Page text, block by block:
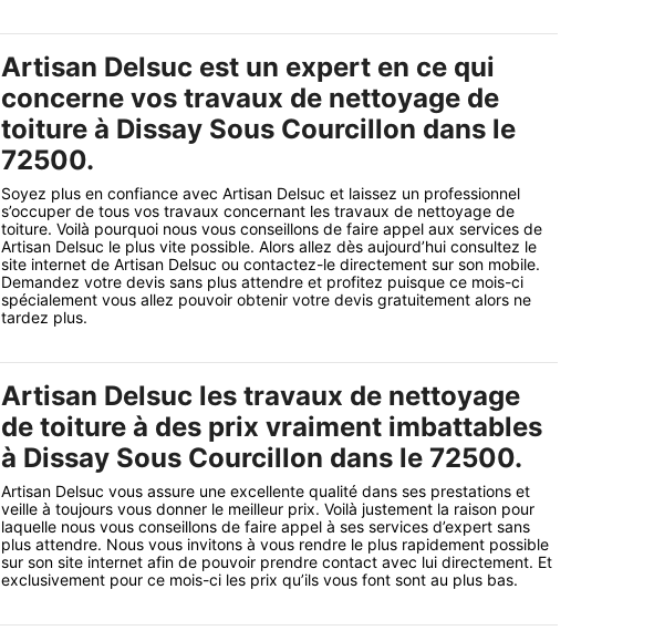
Artisan Delsuc est un expert en ce qui
concerne vos travaux de nettoyage de
toiture à Dissay Sous Courcillon dans le
72500.
Soyez plus en confiance avec Artisan Delsuc et laissez un professionnel
s’occuper de tous vos travaux concernant les travaux de nettoyage de
toiture. Voilà pourquoi nous vous conseillons de faire appel aux services de
Artisan Delsuc le plus vite possible. Alors allez dès aujourd’hui consultez le
site internet de Artisan Delsuc ou contactez-le directement sur son mobile.
Demandez votre devis sans plus attendre et profitez puisque ce mois-ci
spécialement vous allez pouvoir obtenir votre devis gratuitement alors ne
tardez plus.
Artisan Delsuc les travaux de nettoyage
de toiture à des prix vraiment imbattables
à Dissay Sous Courcillon dans le 72500.
Artisan Delsuc vous assure une excellente qualité dans ses prestations et
veille à toujours vous donner le meilleur prix. Voilà justement la raison pour
laquelle nous vous conseillons de faire appel à ses services d’expert sans
plus attendre. Nous vous invitons à vous rendre le plus rapidement possible
sur son site internet afin de pouvoir prendre contact avec lui directement. Et
exclusivement pour ce mois-ci les prix qu’ils vous font sont au plus bas.